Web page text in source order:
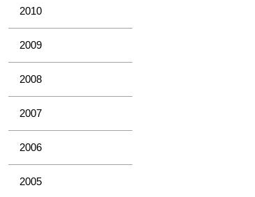
2010
2009
2008
2007
2006
2005